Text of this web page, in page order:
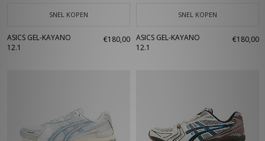
SNEL KOPEN
ASICS GEL-KAYANO
12.1
€180,00
SNEL KOPEN
ASICS GEL-KAYANO
12.1
€180,00